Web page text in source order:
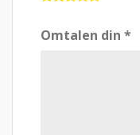
Omtalen din *